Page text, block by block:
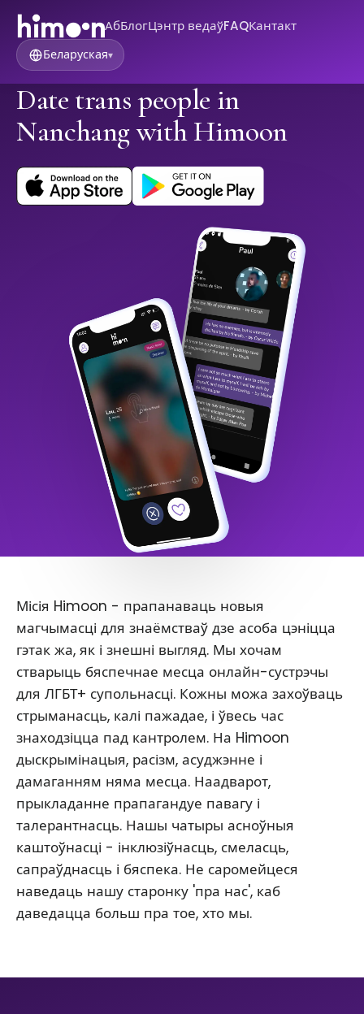
АбБлогЦэнтр ведаўFAQКантакт
Беларуская▾
Date trans people in
Nanchang with Himoon
Місія Himoon - прапанаваць новыя
магчымасці для знаёмстваў дзе асоба цэніцца
гэтак жа, як і знешні выгляд. Мы хочам
стварыць бяспечнае месца онлайн-сустрэчы
для ЛГБТ+ супольнасці. Кожны можа захоўваць
стрыманасць, калі пажадае, і ўвесь час
знаходзіцца пад кантролем. На Himoon
дыскрымінацыя, расізм, асуджэнне і
дамаганням няма месца. Наадварот,
прыкладанне прапагандуе павагу і
талерантнасць. Нашы чатыры асноўныя
каштоўнасці - інклюзіўнасць, смеласць,
сапраўднасць і бяспека. Не саромейцеся
наведаць нашу старонку 'пра нас', каб
даведацца больш пра тое, хто мы.